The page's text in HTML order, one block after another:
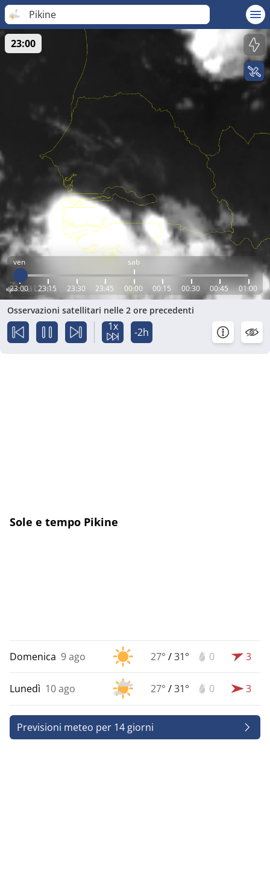
Pikine
ven sab
23:00 23:15 23:30 23:45 00:00 00:15 00:30 00:45 01:00
23:00
Osservazioni satellitari nelle 2 ore precedenti
1x -2h
Sole e tempo Pikine
Domenica 9 ago 27° /31° 0 3
Lunedì 10 ago 27° /31° 0 3
Previsioni meteo per 14 giorni